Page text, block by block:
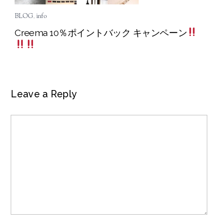
BLOG, info
Creema 10％ポイントバック キャンペーン
Leave a Reply